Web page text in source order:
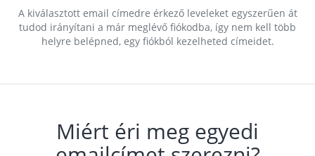
A kiválasztott email címedre érkező leveleket egyszerűen át
tudod irányítani a már meglévő fiókodba, így nem kell több
helyre belépned, egy fiókból kezelheted címeidet.
Miért éri meg egyedi